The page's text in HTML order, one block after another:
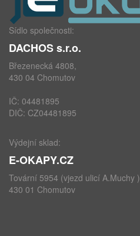
Sídlo společnosti:
DACHOS s.r.o.
Březenecká 4808,
430 04 Chomutov
IČ: 04481895
DIČ: CZ04481895
Výdejní sklad:
E-OKAPY.CZ
Tovární 5954 (vjezd ulicí A.Muchy )
430 01 Chomutov